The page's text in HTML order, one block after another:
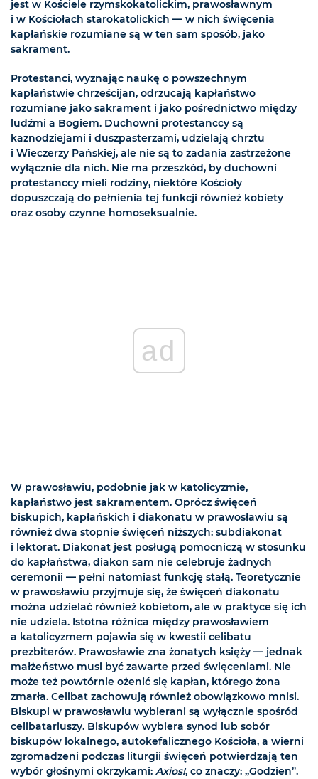
jest w Kościele rzymskokatolickim, prawosławnym
i w Kościołach starokatolickich — w nich święcenia
kapłańskie rozumiane są w ten sam sposób, jako
sakrament.
Protestanci, wyznając naukę o powszechnym
kapłaństwie chrześcijan, odrzucają kapłaństwo
rozumiane jako sakrament i jako pośrednictwo między
ludźmi a Bogiem. Duchowni protestanccy są
kaznodziejami i duszpasterzami, udzielają chrztu
i Wieczerzy Pańskiej, ale nie są to zadania zastrzeżone
wyłącznie dla nich. Nie ma przeszkód, by duchowni
protestanccy mieli rodziny, niektóre Kościoły
dopuszczają do pełnienia tej funkcji również kobiety
oraz osoby czynne homoseksualnie.
ad
W prawosławiu, podobnie jak w katolicyzmie,
kapłaństwo jest sakramentem. Oprócz święceń
biskupich, kapłańskich i diakonatu w prawosławiu są
również dwa stopnie święceń niższych: subdiakonat
i lektorat. Diakonat jest posługą pomocniczą w stosunku
do kapłaństwa, diakon sam nie celebruje żadnych
ceremonii — pełni natomiast funkcję stałą. Teoretycznie
w prawosławiu przyjmuje się, że święceń diakonatu
można udzielać również kobietom, ale w praktyce się ich
nie udziela. Istotna różnica między prawosławiem
a katolicyzmem pojawia się w kwestii celibatu
prezbiterów. Prawosławie zna żonatych księży — jednak
małżeństwo musi być zawarte przed święceniami. Nie
może też powtórnie ożenić się kapłan, którego żona
zmarła. Celibat zachowują również obowiązkowo mnisi.
Biskupi w prawosławiu wybierani są wyłącznie spośród
celibatariuszy. Biskupów wybiera synod lub sobór
biskupów lokalnego, autokefalicznego Kościoła, a wierni
zgromadzeni podczas liturgii święceń potwierdzają ten
wybór głośnymi okrzykami: Axios!, co znaczy: „Godzien”.